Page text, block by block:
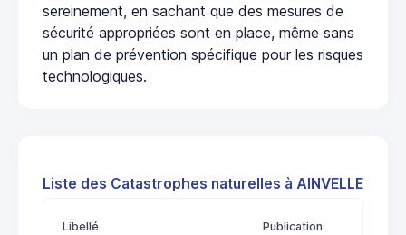
sereinement, en sachant que des mesures de
sécurité appropriées sont en place, même sans
un plan de prévention spécifique pour les risques
technologiques.
Liste des Catastrophes naturelles à AINVELLE
Libellé Publication